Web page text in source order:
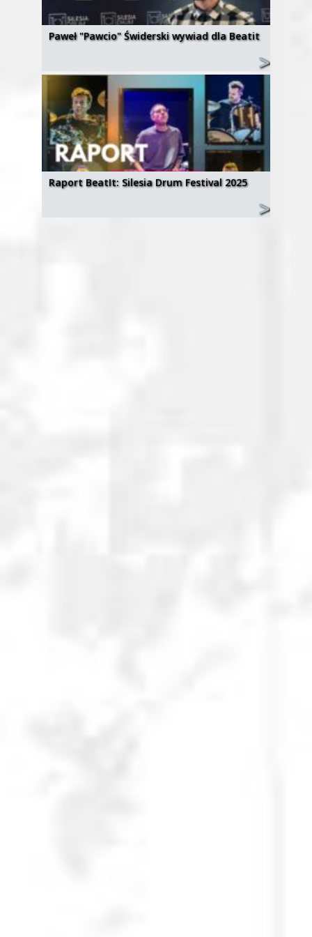
Paweł "Pawcio" Świderski wywiad dla Beatit
Raport BeatIt: Silesia Drum Festival 2025